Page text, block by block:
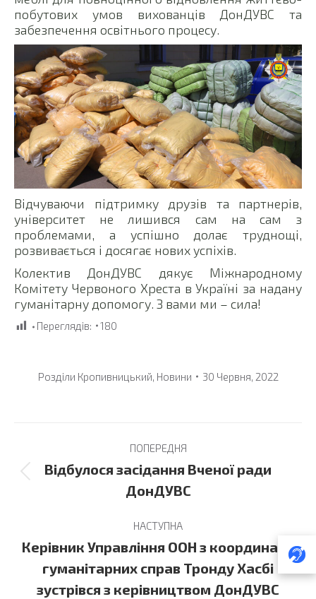
побутових умов вихованців ДонДУВС та
забезпечення освітнього процесу.
Відчуваючи підтримку друзів та партнерів,
університет не лишився сам на сам з
проблемами, а успішно долає труднощі,
розвивається і досягає нових успіхів.
Колектив ДонДУВС дякує Міжнародному
Комітету Червоного Хреста в Україні за надану
гуманітарну допомогу. З вами ми – сила!
Переглядів: 180
Розділи Кропивницький, Новини 30 Червня, 2022
navigation
ПОПЕРЕДНЯ
Previous
post:
Відбулося засідання Вченої ради
ДонДУВС
НАСТУПНА
Next
post:
Керівник Управління ООН з координації
гуманітарних справ Тронду Хасбі
зустрівся з керівництвом ДонДУВС